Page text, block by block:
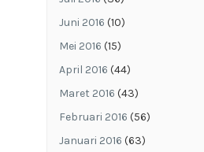
Juni 2016 (10)
Mei 2016 (15)
April 2016 (44)
Maret 2016 (43)
Februari 2016 (56)
Januari 2016 (63)